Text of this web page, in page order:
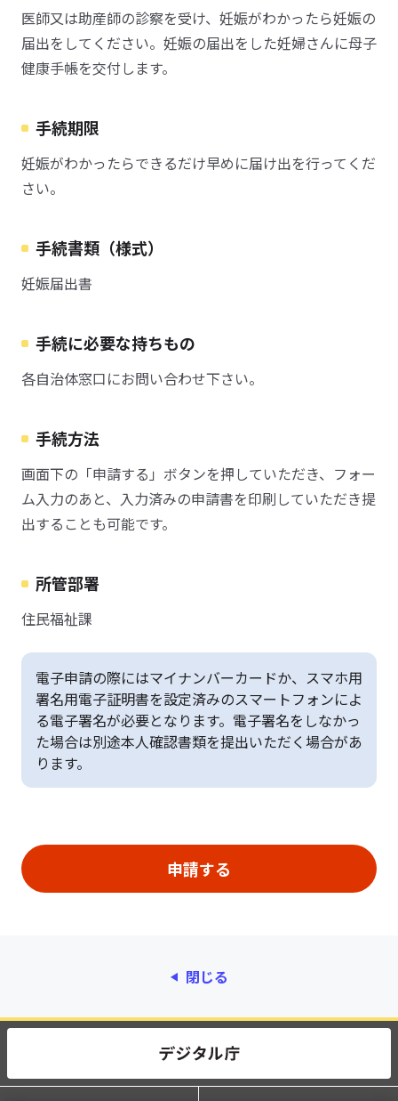
医師又は助産師の診察を受け、妊娠がわかったら妊娠の
届出をしてください。妊娠の届出をした妊婦さんに母子
健康手帳を交付します。
手続期限
妊娠がわかったらできるだけ早めに届け出を行ってくだ
さい。
手続書類（様式）
妊娠届出書
手続に必要な持ちもの
各自治体窓口にお問い合わせ下さい。
手続方法
画面下の「申請する」ボタンを押していただき、フォー
ム入力のあと、入力済みの申請書を印刷していただき提
出することも可能です。
所管部署
住民福祉課
電子申請の際にはマイナンバーカードか、スマホ用
署名用電子証明書を設定済みのスマートフォンによ
る電子署名が必要となります。電子署名をしなかっ
た場合は別途本人確認書類を提出いただく場合があ
ります。
閉じる